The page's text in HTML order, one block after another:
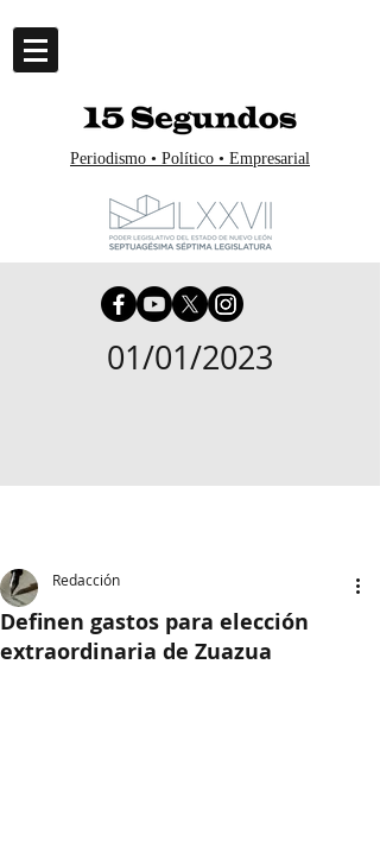
Periodismo • Político • Empresarial
01/01/2023
Definen gastos para elección
extraordinaria de Zuazua
Redacción